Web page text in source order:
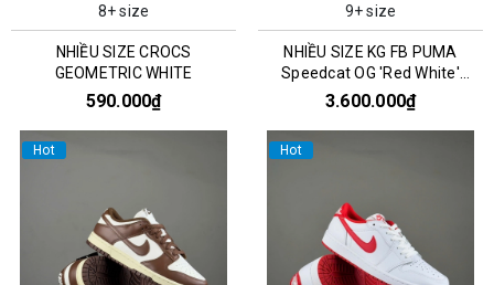
8+ size
NHIỀU SIZE CROCS
GEOMETRIC WHITE
590.000₫
9+ size
NHIỀU SIZE KG FB PUMA
Speedcat OG 'Red White'
400986-02
3.600.000₫
Hot Hot